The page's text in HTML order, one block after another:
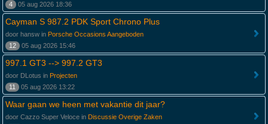
4
05 aug 2026 18:36
Cayman S 987.2 PDK Sport Chrono Plus
door hansw in Porsche Occasions Aangeboden
12
05 aug 2026 15:46
997.1 GT3 --> 997.2 GT3
door DLotus in Projecten
11
05 aug 2026 13:22
Waar gaan we heen met vakantie dit jaar?
door Cazzo Super Veloce in Discussie Overige Zaken